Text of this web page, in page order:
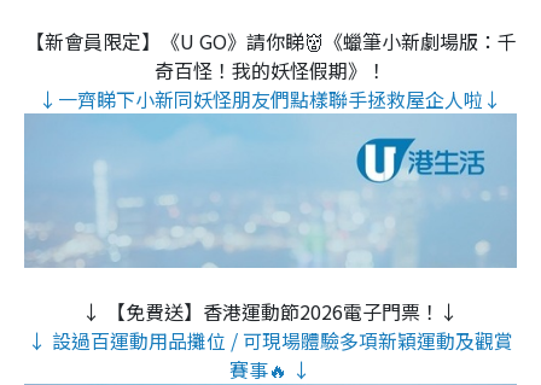
【新會員限定】《U GO》請你睇👹《蠟筆小新劇場版：千
奇百怪！我的妖怪假期》！
↓一齊睇下小新同妖怪朋友們點樣聯手拯救屋企人啦↓
↓ 【免費送】香港運動節2026電子門票！↓
↓ 設過百運動用品攤位 / 可現場體驗多項新穎運動及觀賞
賽事🔥 ↓